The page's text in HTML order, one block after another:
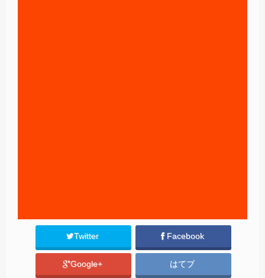
Twitter Facebook
Google+ はてブ